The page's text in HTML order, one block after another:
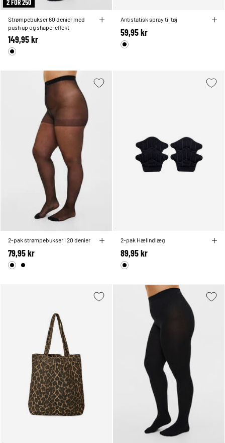
2 FOR 250
Strømpebukser 60 denier med
push up og shape-effekt
149,95 kr
Antistatisk spray til tøj
59,95 kr
2-pak strømpebukser i 20 denier
79,95 kr
2-pak Hælindlæg
89,95 kr